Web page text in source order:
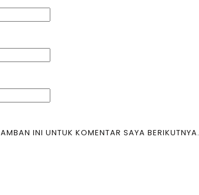
INI UNTUK KOMENTAR SAYA BERIKUTNYA.